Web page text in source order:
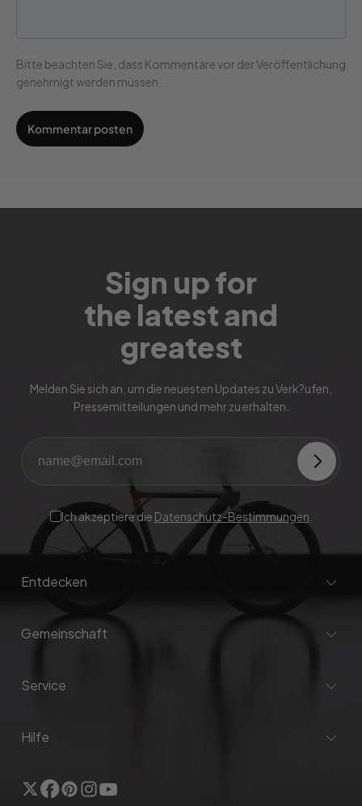
Bitte beachten Sie, dass Kommentare vor der Veröffentlichung
genehmigt werden müssen.
Sign up for
the latest and
greatest
Melden Sie sich an, um die neuesten Updates zu Verk?ufen,
Pressemitteilungen und mehr zu erhalten.
Ich akzeptiere die Datenschutz-Bestimmungen
Entdecken
Gemeinschaft
Service
Hilfe
TwitterFacebook
Pinterest
Instagram
Youtube